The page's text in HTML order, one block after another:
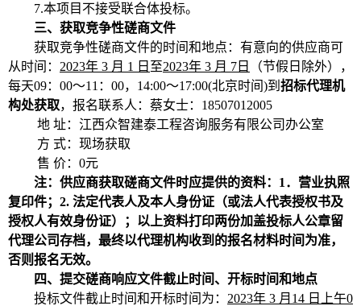
7.本项目不接受联合体投标。
三、获取竞争性磋商文件
获取竞争性磋商文件的时间和地点：有意向的供应商可
从 时间： 2023年 3 月 1 日 至2023年 3 月 7 日
（节假日除外），
每天09： 00～11：00，14:00～17:00(北京时间)到 招标代理机
构处获取，报名联系人：蔡女士： 18507012005
地 址：江西众智建泰工程咨询服务有限公司办公室
方 式：现场获取
售 价： 0元
注： 供应商获取磋商文件时应提供的资料： 1．营业执照
复印件； 2. 法定代表人及本人身份证（或法人代表授权书及
授权人有效身份证）； 以上资料打印两份加盖投标人公章留
代理公司存档，最终以代理机构收到的报名材料时间为准，
否则报名无效。
四、提交磋商响应文件截止时间、开标时间和地点
投标文件截止时间和开标时间为 ： 2023年 3 月 14 日 上午0